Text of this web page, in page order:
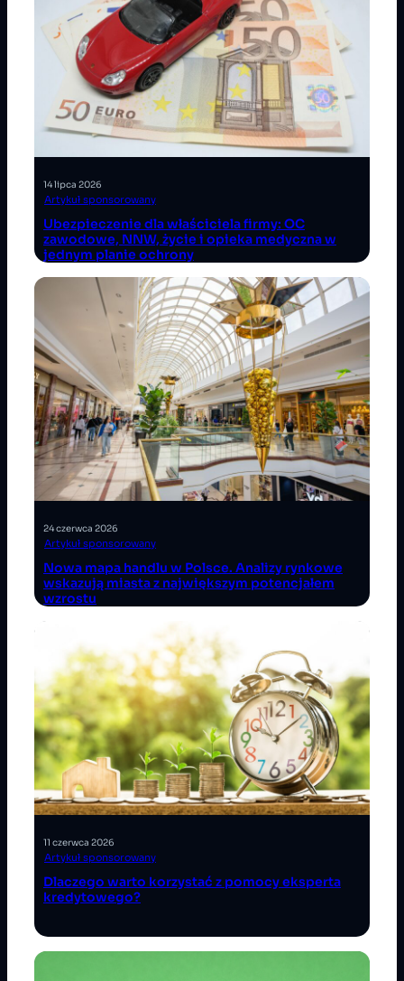
14 lipca 2026
Artykuł sponsorowany
Ubezpieczenie dla właściciela firmy: OC
zawodowe, NNW, życie i opieka medyczna w
jednym planie ochrony
24 czerwca 2026
Artykuł sponsorowany
Nowa mapa handlu w Polsce. Analizy rynkowe
wskazują miasta z największym potencjałem
wzrostu
11 czerwca 2026
Artykuł sponsorowany
Dlaczego warto korzystać z pomocy eksperta
kredytowego?